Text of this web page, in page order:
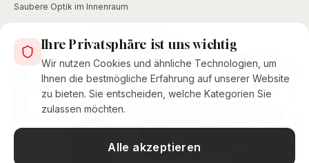
Saubere Optik im Innenraum
Ihre Privatsphäre ist uns wichtig
Wir nutzen Cookies und ähnliche Technologien, um
Ihnen die bestmögliche Erfahrung auf unserer Website
zu bieten. Sie entscheiden, welche Kategorien Sie
zulassen möchten.
Alle akzeptieren